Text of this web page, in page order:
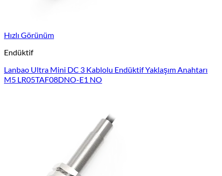
Hızlı Görünüm
Endüktif
Lanbao Ultra Mini DC 3 Kablolu Endüktif Yaklaşım Anahtarı
M5 LR05TAF08DNO-E1 NO